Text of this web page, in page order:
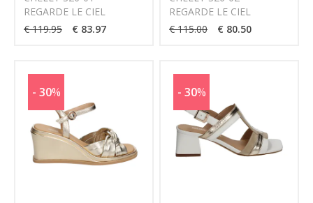
REGARDE LE CIEL
€ 119.95
€ 83.97
REGARDE LE CIEL
€ 115.00
€ 80.50
- 30% - 30%